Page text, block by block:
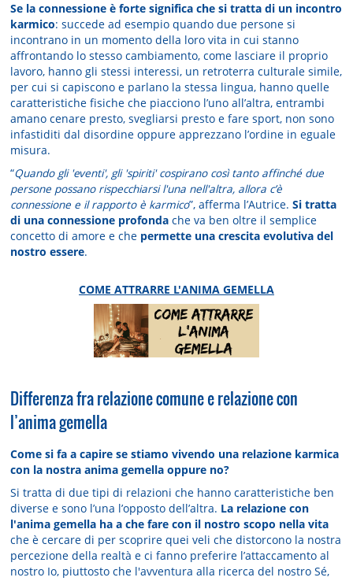
Se la connessione è forte significa che si tratta di un incontro
karmico: succede ad esempio quando due persone si
incontrano in un momento della loro vita in cui stanno
affrontando lo stesso cambiamento, come lasciare il proprio
lavoro, hanno gli stessi interessi, un retroterra culturale simile,
per cui si capiscono e parlano la stessa lingua, hanno quelle
caratteristiche fisiche che piacciono l’uno all’altra, entrambi
amano cenare presto, svegliarsi presto e fa­re sport, non sono
infastiditi dal disordine oppure apprezzano l’ordine in eguale
misura.
“Quando gli 'eventi', gli 'spiriti' cospirano così tanto affinché due
per­sone possano rispecchiarsi l'una nell'altra, allora c’è
connessione e il rap­porto è karmico”, afferma l’Autrice.Si tratta
di una connessione profonda che va ben oltre il semplice
concetto di amore e che permette una crescita evolutiva del
nostro essere.
COME ATTRARRE L'ANIMA GEMELLA
Differenza fra relazione comune e relazione con
l’anima gemella
Come si fa a capire se stiamo vivendo una relazione karmica
con la nostra anima gemella oppure no?
Si tratta di due tipi di relazioni che hanno caratteristiche ben
diverse e sono l’una l’opposto dell’altra. La relazione con
l'anima gemella ha a che fare con il nostro scopo nella vita
che è cercare di per scoprire quei veli che distorcono la nostra
percezione della realtà e ci fanno preferire l’attaccamento al
nostro Io, piuttosto che l'avventura alla ricerca del nostro Sé,